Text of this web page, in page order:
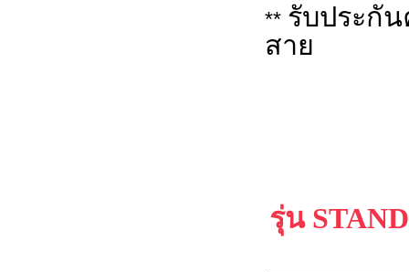
** รับประกัน
สาย
รุ่น